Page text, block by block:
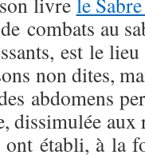
combats au
est le lieu
non dites,
abdomens
dissimulée
ont établi, à la